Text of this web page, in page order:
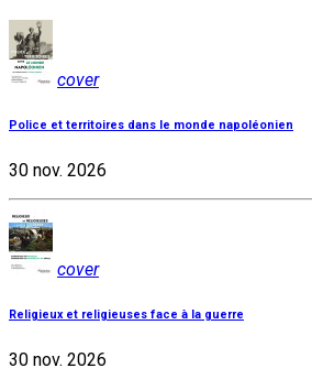
cover
Police et territoires dans le monde napoléonien
30 nov. 2026
cover
Religieux et religieuses face à la guerre
30 nov. 2026